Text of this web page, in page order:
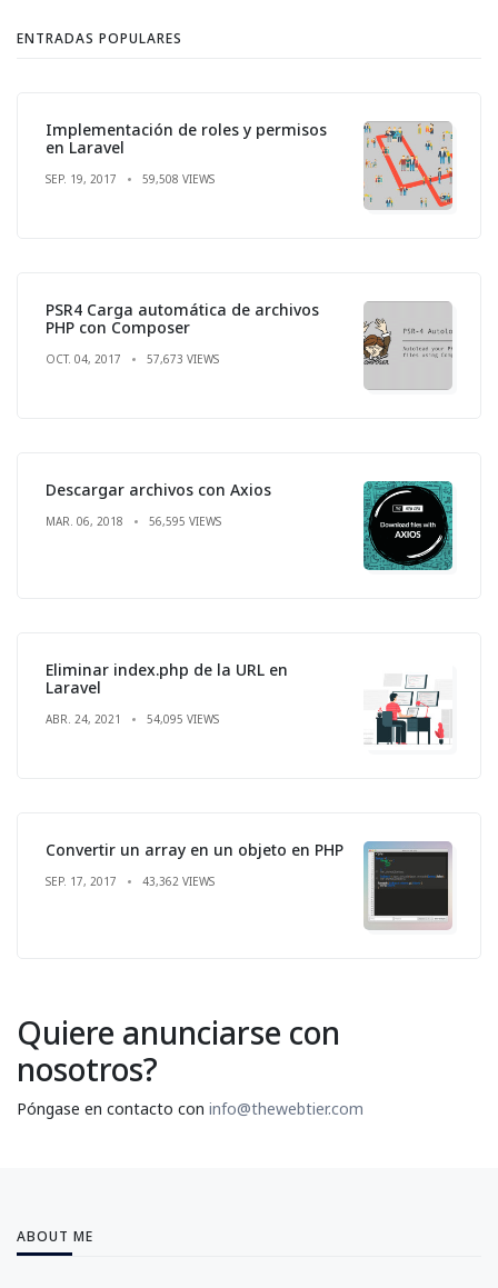
ENTRADAS POPULARES
Implementación de roles y permisos
en Laravel
SEP. 19, 2017 59,508 VIEWS
PSR4 Carga automática de archivos
PHP con Composer
OCT. 04, 2017 57,673 VIEWS
Descargar archivos con Axios
MAR. 06, 2018 56,595 VIEWS
Eliminar index.php de la URL en
Laravel
ABR. 24, 2021 54,095 VIEWS
Convertir un array en un objeto en PHP
SEP. 17, 2017 43,362 VIEWS
Quiere anunciarse con
nosotros?
Póngase en contacto con info@thewebtier.com
ABOUT ME